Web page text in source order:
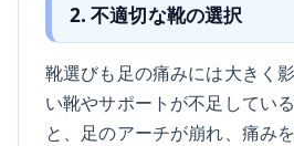
2. 不適切な靴の選択
靴選びも足の痛みには大きく
い靴やサポートが不足してい
と、足のアーチが崩れ、痛み